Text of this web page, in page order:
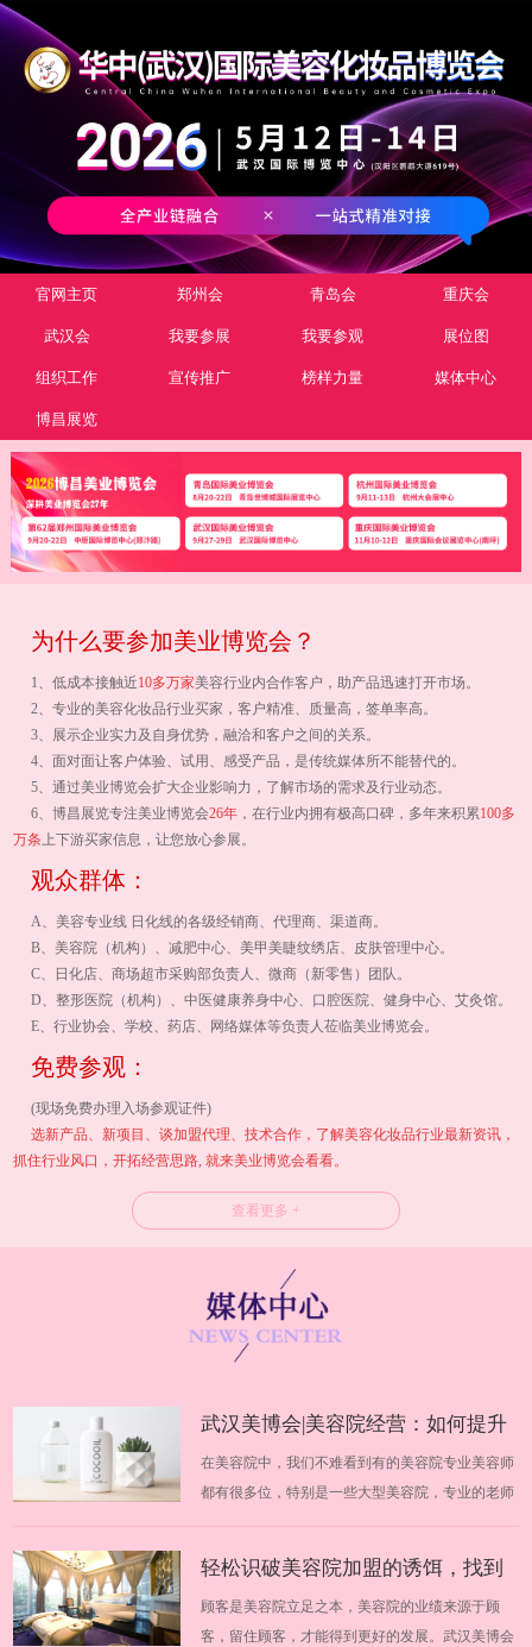
官网主页 郑州会 青岛会 重庆会
武汉会 我要参展 我要参观 展位图
组织工作 宣传推广 榜样力量 媒体中心
博昌展览
为什么要参加美业博览会？
1、低成本接触近10多万家美容行业内合作客户，助产品迅速打开市场。
2、专业的美容化妆品行业买家，客户精准、质量高，签单率高。
3、展示企业实力及自身优势，融洽和客户之间的关系。
4、面对面让客户体验、试用、感受产品，是传统媒体所不能替代的。
5、通过美业博览会扩大企业影响力，了解市场的需求及行业动态。
6、博昌展览专注美业博览会26年 ，在行业内拥有极高口碑，多年来积累100多
万条 上下游买家信息，让您放心参展。
观众群体：
A、美容专业线 日化线的各级经销商、代理商、渠道商。
B、美容院（机构）、减肥中心、美甲美睫纹绣店、皮肤管理中心。
C、日化店、商场超市采购部负责人、微商（新零售）团队。
D、整形医院（机构）、中医健康养身中心、口腔医院、健身中心、艾灸馆。
E、行业协会、学校、药店、网络媒体等负责人莅临美业博览会。
免费参观：
(现场免费办理入场参观证件)
选新产品、新项目、谈加盟代理、技术合作，了解美容化妆品行业最新资讯，
抓住行业风口，开拓经营思路, 就来美业博览会看看。
查看更多 +
武汉美博会|美容院经营：如何提升
业绩
在美容院中，我们不难看到有的美容院专业美容师
都有很多位，特别是一些大型美容院，专业的老师
识也很到位，但是不知道为什么，每个月的收入却
并不高，而且个人业绩也不是多优秀，为…
轻松识破美容院加盟的诱饵，找到
好的厂商
顾客是美容院立足之本，美容院的业绩来源于顾
客，留住顾客，才能得到更好的发展。武汉美博会